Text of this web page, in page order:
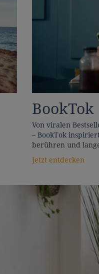
BookTok
Von viralen
– BookTok
berühren und
Jetzt entdecken